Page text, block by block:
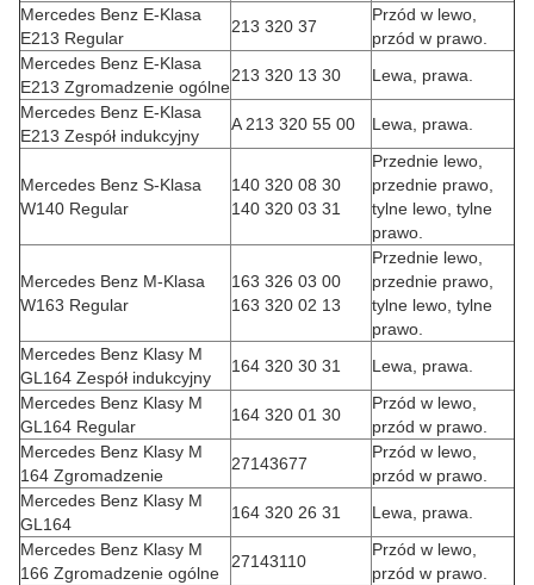
Mercedes Benz E-Klasa
E213 Regular
213 320 37
Przód w lewo,
przód w prawo.
Mercedes Benz E-Klasa
E213 Zgromadzenie ogólne
213 320 13 30
Lewa, prawa.
Mercedes Benz E-Klasa
E213 Zespół indukcyjny
A 213 320 55 00 Lewa, prawa.
Mercedes Benz S-Klasa
W140 Regular
140 320 08 30
140 320 03 31
Przednie lewo,
przednie prawo,
tylne lewo, tylne
prawo.
Mercedes Benz M-Klasa
W163 Regular
163 326 03 00
163 320 02 13
Przednie lewo,
przednie prawo,
tylne lewo, tylne
prawo.
Mercedes Benz Klasy M
GL164 Zespół indukcyjny
164 320 30 31
Lewa, prawa.
Mercedes Benz Klasy M
GL164 Regular
164 320 01 30
Przód w lewo,
przód w prawo.
Mercedes Benz Klasy M
164 Zgromadzenie
27143677
Przód w lewo,
przód w prawo.
Mercedes Benz Klasy M
GL164
164 320 26 31
Lewa, prawa.
Mercedes Benz Klasy M
166 Zgromadzenie ogólne
27143110
Przód w lewo,
przód w prawo.